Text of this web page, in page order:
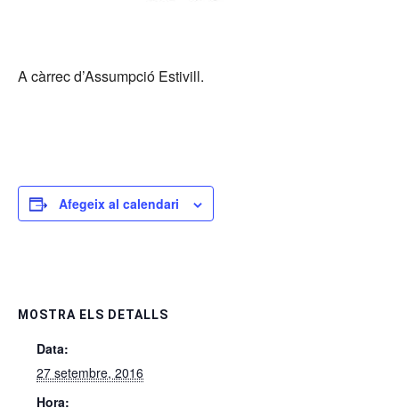
A càrrec d’Assumpció Estivill.
Afegeix al calendari
MOSTRA ELS DETALLS
Data:
27 setembre, 2016
Hora: